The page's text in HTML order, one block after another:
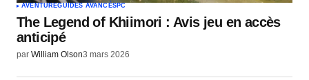
AVENTUREGUIDES AVANCÉSPC
The Legend of Khiimori : Avis jeu en accès
anticipé
par William Olson3 mars 2026